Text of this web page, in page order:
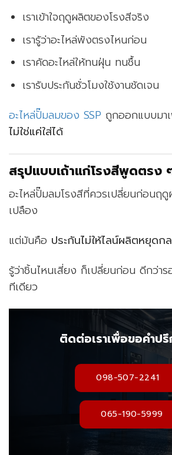
เราเข้าใจฤดูผลิตของโรงสีจริง
เรารู้ว่าอะไหล่พังตรงไหนก่อน
เราคัดอะไหล่ให้ทนฝุ่น ทนชื้น
เรารับประกันชั่วโมงใช้งานชัดเจน
อะไหล่ปั๊มลมของ SSP ถูกออกแบบมา
ไม่ใช่แค่ใส่ได้
สรุปแบบเถ้าแก่โรงสีพูดตรง
อะไหล่ปั๊มลมโรงสีที่ควรเปลี่ยนก่อนฤดู
เปลือง
แต่มันคือ ประกันไม่ให้ไลน์ผลิตหยุดก
รู้ว่าชิ้นไหนเสี่ยง ก็เปลี่ยนก่อน ดีกว่า
ทีเดียว
ติดต่อเราเพื่อขอคำป
098-507-2241
065-190-5999